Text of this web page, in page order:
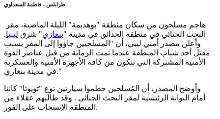
طرابلس - فاطمة السعداوي
البحث الجنائي في منطقة الحدائق في مدينة "بنغازي" شرق ليبيا.
وأعلن مصدر أمني ليبي، أن "المسلحيين جاؤوا إلى المقر بسبب
مقتل أحد شباب المنطقة عندما تمت الرماية من قبل عناصر القوة
الأمنية المشتركة التي تتكون من كافة الأجهزة الأمنية والعسكرية
في مدينة بنغازي."
وأوضح المصدر، أن المُسلحين حطموا سيارتين نوع "تويوتا" كانتا
أمام البوابة الرئيسية لمقر البحث الجنائي . وقد طالبهم عقلاء من
المنطقة الانسحاب على الفور.